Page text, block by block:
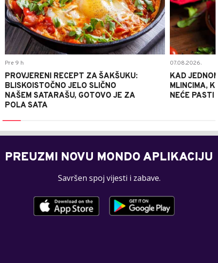
Pre 9 h
PROVJERENI RECEPT ZA ŠAKŠUKU:
BLISKOISTOČNO JELO SLIČNO
NAŠEM SATARAŠU, GOTOVO JE ZA
POLA SATA
07.08.2026.
KAD
MLINCIMA,
NEĆE PASTI
PREUZMI NOVU MONDO APLIKACIJU
Savršen spoj vijesti i zabave.